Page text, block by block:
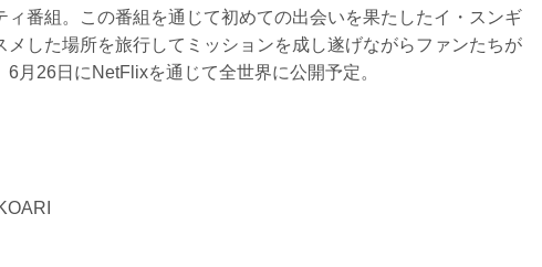
ィ番組。この番組を通じて初めての出会いを果たしたイ・スンギ
メした場所を旅行してミッションを成し遂げながらファンたちが
月26日にNetFlixを通じて全世界に公開予定。